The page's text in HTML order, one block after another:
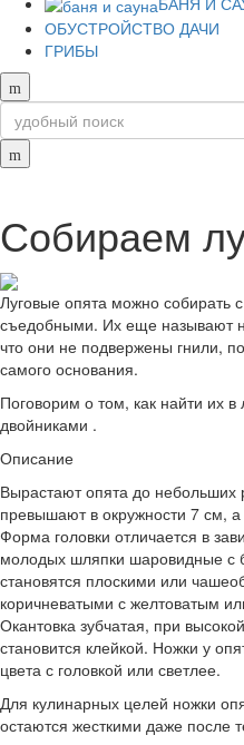
ОБУСТРОЙСТВО ДАЧИ
ГРИБЫ
Собираем
Луговые опята можно собирать
съедобными. Их еще называют
что они не подвержены гнили,
самого основания.
Поговорим о том, как найти их
двойниками .
Описание
Вырастают опята до
превышают в окружности 7 см,
Форма головки отличается в
молодых шляпки шаровидные с
становятся плоскими или
коричневатыми с желтоватым
Окантовка зубчатая, при
становится клейкой. Ножки у
цвета с головкой или светлее.
Для кулинарных целей ножки
остаются жесткими даже после